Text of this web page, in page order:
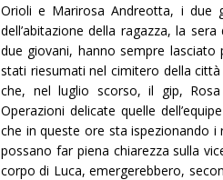
Orioli e Marirosa Andreotta, i due
dell’abitazione della ragazza, la
due giovani, hanno sempre
stati riesumati nel cimitero della
che, nel luglio scorso, il gip,
Operazioni delicate quelle
che in queste ore sta ispezionando
possano far piena chiarezza sulla
corpo di Luca, emergerebbero,